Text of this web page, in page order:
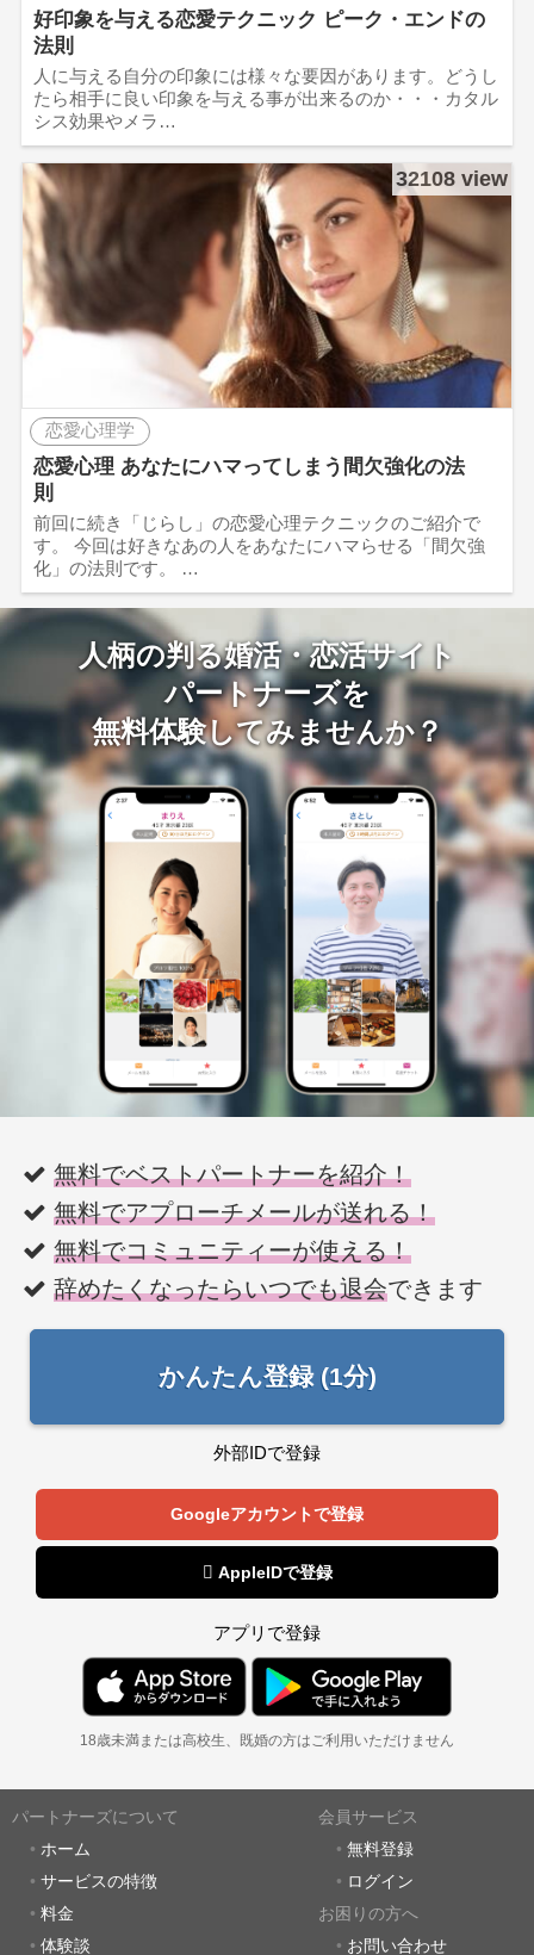
好印象を与える恋愛テクニック ピーク・エンドの
法則
人に与える自分の印象には様々な要因があります。どうし
たら相手に良い印象を与える事が出来るのか・・・カタル
シス効果やメラ…
32108 view
恋愛心理学
恋愛心理 あなたにハマってしまう間欠強化の法
則
前回に続き「じらし」の恋愛心理テクニックのご紹介で
す。 今回は好きなあの人をあなたにハマらせる「間欠強
化」の法則です。 …
人柄の判る婚活・恋活サイト
パートナーズを
無料体験してみませんか？
無料でベストパートナーを紹介！
無料でアプローチメールが送れる！
無料でコミュニティーが使える！
辞めたくなったらいつでも退会できます
かんたん登録 (1分)
外部IDで登録
Googleアカウントで登録
 AppleIDで登録
アプリで登録
18歳未満または高校生、既婚の方はご利用いただけません
パートナーズについて
ホーム
サービスの特徴
料金
体験談
会員サービス
無料登録
ログイン
お困りの方へ
お問い合わせ